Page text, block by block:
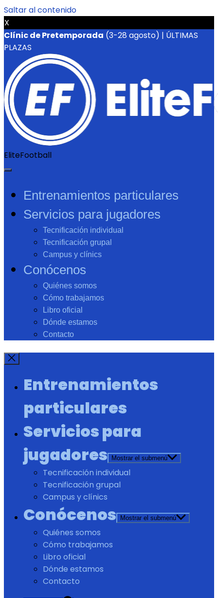
Saltar al contenido
X
Clínic de Pretemporada (3-28 agosto) | ÚLTIMAS
PLAZAS
EliteFootball
Entrenamientos particulares
Servicios para jugadores
Tecnificación individual
Tecnificación grupal
Campus y clínics
Conócenos
Quiénes somos
Cómo trabajamos
Libro oficial
Dónde estamos
Contacto
Entrenamientos
particulares
Servicios para
jugadores
Mostrar el submenú
Tecnificación individual
Tecnificación grupal
Campus y clínics
Conócenos Mostrar el submenú
Quiénes somos
Cómo trabajamos
Libro oficial
Dónde estamos
Contacto